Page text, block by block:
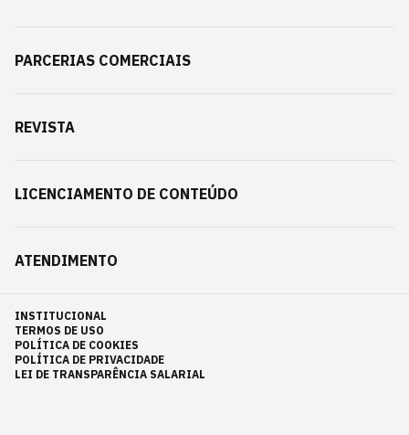
PARCERIAS COMERCIAIS
REVISTA
LICENCIAMENTO DE CONTEÚDO
ATENDIMENTO
INSTITUCIONAL
TERMOS DE USO
POLÍTICA DE COOKIES
POLÍTICA DE PRIVACIDADE
LEI DE TRANSPARÊNCIA SALARIAL